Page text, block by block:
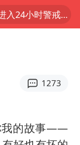
台风白海豚已进入24小时警戒线
恭被查
沙特土耳其巴基斯坦签署共同防务协议
泰国校园枪击事件已致8死30余伤
1273
我的故事——